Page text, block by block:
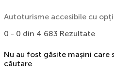
Autoturisme accesibile cu
0 - 0 din 4 683 Rezultate
Nu au fost găsite mașini care
căutare